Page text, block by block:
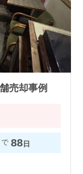
売却事例
88日